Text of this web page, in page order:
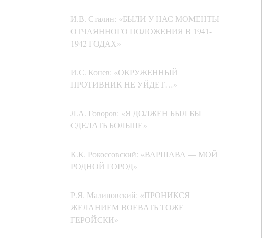
И.В. Сталин: «БЫЛИ У НАС МОМЕНТЫ
ОТЧАЯННОГО ПОЛОЖЕНИЯ В 1941-
1942 ГОДАХ»
И.С. Конев: «ОКРУЖЕННЫЙ
ПРОТИВНИК НЕ УЙДЕТ…»
Л.А. Говоров: «Я ДОЛЖЕН БЫЛ БЫ
СДЕЛАТЬ БОЛЬШЕ»
К.К. Рокоссовский: «ВАРШАВА — МОЙ
РОДНОЙ ГОРОД»
Р.Я. Малиновский: «ПРОНИКСЯ
ЖЕЛАНИЕМ ВОЕВАТЬ ТОЖЕ
ГЕРОЙСКИ»